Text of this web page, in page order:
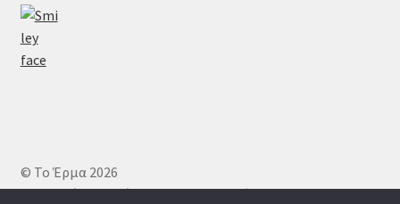
© Το Έρμα 2026
Πολιτική απορρήτου
Δημιουργημένο με το